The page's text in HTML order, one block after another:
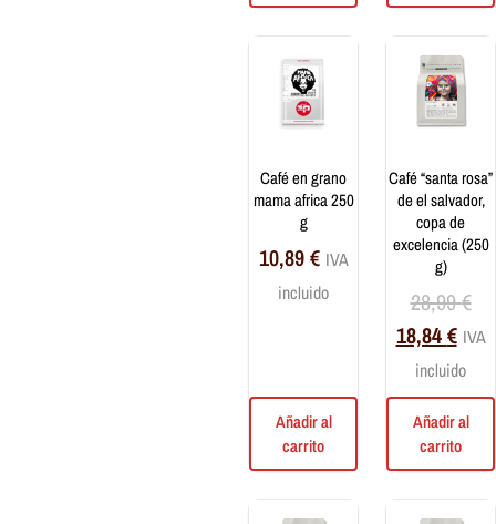
café en grano
mama africa 250
g
10,89€ IVA
incluido
Añadir al
carrito
café “santa rosa”
de el salvador,
copa de
excelencia (250
g)
28,99€
18,84€ IVA
incluido
Añadir al
carrito